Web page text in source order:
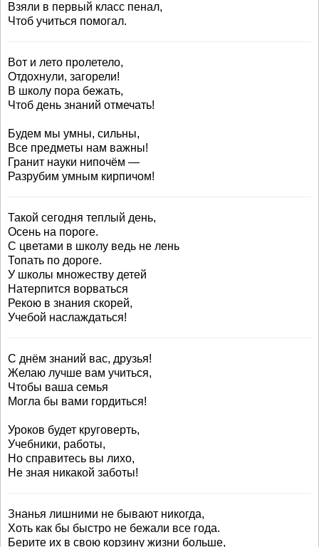
Взяли в первый класс пенал,
Чтоб учиться помогал.
Вот и лето пролетело,
Отдохнули, загорели!
В школу пора бежать,
Чтоб день знаний отмечать!
Будем мы умны, сильны,
Все предметы нам важны!
Гранит науки нипочём —
Разрубим умным кирпичом!
Такой сегодня теплый день,
Осень на пороге.
С цветами в школу ведь не лень
Топать по дороге.
У школы множеству детей
Натерпится ворваться
Рекою в знания скорей,
Учебой наслаждаться!
С днём знаний вас, друзья!
Желаю лучше вам учиться,
Чтобы ваша семья
Могла бы вами гордиться!
Уроков будет круговерть,
Учебники, работы,
Но справитесь вы лихо,
Не зная никакой заботы!
Знанья лишними не бывают никогда,
Хоть как бы быстро не бежали все года.
Берите их в свою корзину жизни больше,